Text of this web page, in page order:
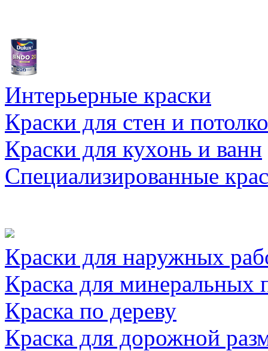
Интерьерные краски
Краски для стен и
Краски для кухонь и ванн
Специализированные
Краски для наружных
Краска для минеральных
Краска по дереву
Краска для дорожной